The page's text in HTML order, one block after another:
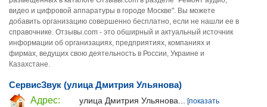
видео и цифровой аппаратуры в городе Москве". Вы можете
добавить организацию совершенно бесплатно, если не нашли ее в
справочнике. Отзывы.com - это обширный и актуальный источник
информации об организациях, предприятиях, компаниях и
фирмах, ведущих свою деятельность в России, Украине и
Казахстане.
СервисЗвук (улица Дмитрия Ульянова)
Адрес:
улица Дмитрия Ульянова...
[показать